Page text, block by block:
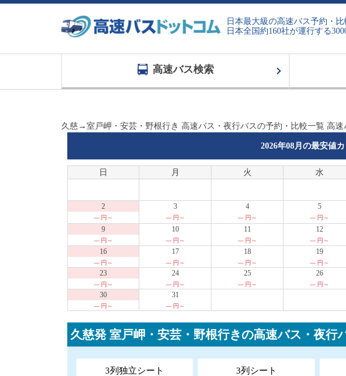
日本最大級の高速バス予約・比
日本全国約160社が運行する
高速バス検索
久慈→室戸岬・安芸・野根行き 高速バス・夜行バスの予約・比較一覧 高
2026年08月の最安値
日 月 火 水
2
--- 円～
3
--- 円～
4
--- 円～
5
--- 円～
9
--- 円～
10
--- 円～
11
--- 円～
12
--- 円～
16
--- 円～
17
--- 円～
18
--- 円～
19
--- 円～
23
--- 円～
24
--- 円～
25
--- 円～
26
--- 円～
30
--- 円～
31
--- 円～
久慈発 室戸岬・安芸・野根行きの高速バス・夜行
3列独立シート 3列シート